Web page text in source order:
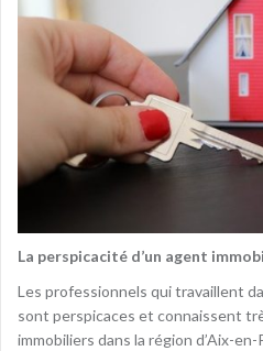
La perspicacité d’un agent
Les professionnels qui travaillent
sont perspicaces et connaissent
immobiliers dans la région d’Aix-